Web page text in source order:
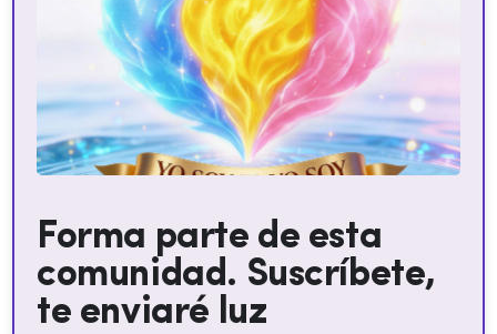
Forma parte de esta
comunidad. Suscríbete,
te enviaré luz